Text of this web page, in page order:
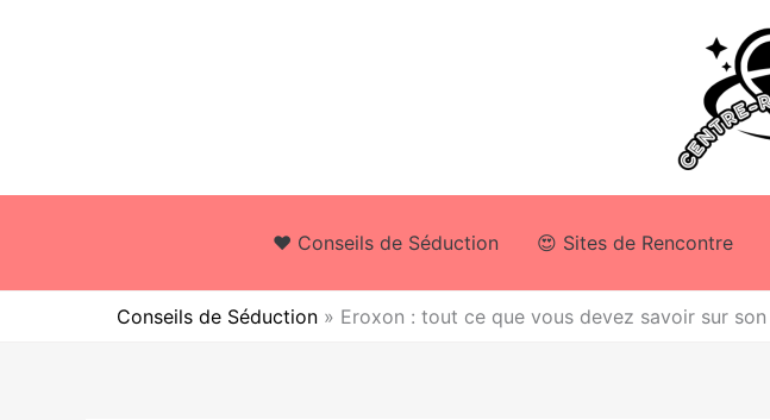
❤️ Conseils de Séduction 😍 Sites de Rencontre
Conseils de Séduction » Eroxon : tout ce que vous devez savoir sur